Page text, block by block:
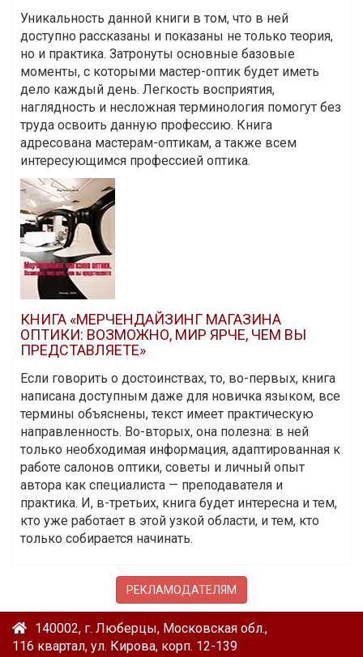
Уникальность данной книги в том, что в ней
доступно рассказаны и показаны не только теория,
но и практика. Затронуты основные базовые
моменты, с которыми мастер-оптик будет иметь
дело каждый день. Легкость восприятия,
наглядность и несложная терминология помогут без
труда освоить данную профессию. Книга
адресована мастерам-оптикам, а также всем
интересующимся профессией оптика.
КНИГА «МЕРЧЕНДАЙЗИНГ МАГАЗИНА
ОПТИКИ: ВОЗМОЖНО, МИР ЯРЧЕ, ЧЕМ ВЫ
ПРЕДСТАВЛЯЕТЕ»
Если говорить о достоинствах, то, во-первых, книга
написана доступным даже для новичка языком, все
термины объяснены, текст имеет практическую
направленность. Во-вторых, она полезна: в ней
только необходимая информация, адаптированная к
работе салонов оптики, советы и личный опыт
автора как специалиста — преподавателя и
практика. И, в-третьих, книга будет интересна и тем,
кто уже работает в этой узкой области, и тем, кто
только собирается начинать.
РЕКЛАМОДАТЕЛЯМ
140002, г. Люберцы, Московская обл.,
116 квартал, ул. Кирова, корп. 12-139